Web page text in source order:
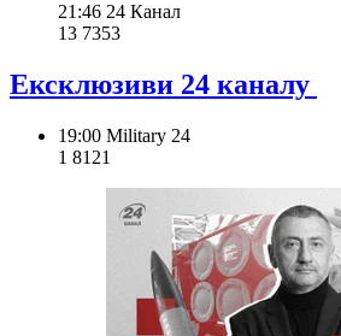
21:46 24 Канал
13 7353
Ексклюзиви 24 каналу
19:00 Military 24
1 8121